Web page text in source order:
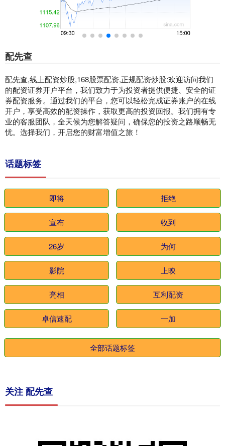
配先查
配先查,线上配资炒股,168股票配资,正规配资炒股:欢迎访问我们
的配资证券开户平台，我们致力于为投资者提供便捷、安全的证
券配资服务。通过我们的平台，您可以轻松完成证券账户的在线
开户，享受高效的配资操作，获取更高的投资回报。我们拥有专
业的客服团队，全天候为您解答疑问，确保您的投资之路顺畅无
忧。选择我们，开启您的财富增值之旅！
话题标签
即将 拒绝
宣布 收到
26岁 为何
影院 上映
亮相 互利配资
卓信速配 一加
全部话题标签
关注 配先查